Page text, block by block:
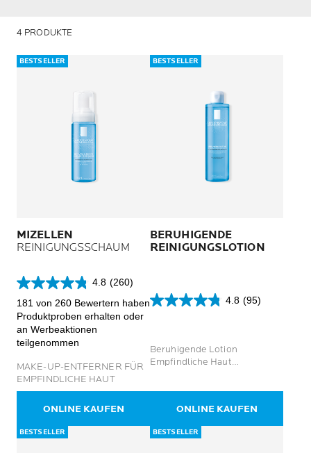
4 PRODUKTE
BESTSELLER
MIZELLEN
REINIGUNGSSCHAUM
4.8 (260)
4.8
von
5
Sternen.
260
181 von 260 Bewertern haben
Produktproben erhalten oder
an Werbeaktionen
teilgenommen
MAKE-UP-ENTFERNER FÜR
EMPFINDLICHE HAUT
ONLINE KAUFEN
BESTSELLER
BERUHIGENDE
REINIGUNGSLOTION
4.8 (95)
4.8
Sternen.
95
Beruhigende Lotion
Empfindliche Haut
ONLINE KAUFEN
BESTSELLER BESTSELLER